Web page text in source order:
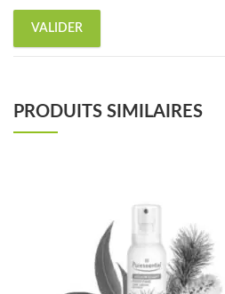
PRODUITS SIMILAIRES